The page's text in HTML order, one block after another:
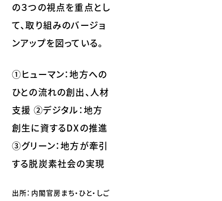
の３つの視点を重点とし
て、取り組みのバージョ
ンアップを図っている。
①ヒューマン：地方への
ひとの流れの創出、人材
支援 ②デジタル：地方
創生に資するDXの推進
③グリーン：地方が牽引
する脱炭素社会の実現
出所：内閣官房まち・ひと・しご